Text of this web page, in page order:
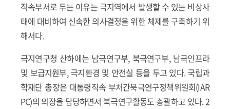
직속부서로 두는 이유는 극지역에서 발생할 수 있는 비상사
태에 대비하여 신속한 의사결정을 위한 체제를 구축하기 위
해서다.
극지연구청 산하에는 남극연구부, 북극연구부, 남극인프라
및 보급지원부, 극지환경 및 안전실 등을 두고 있다. 국립과
학재단 총장은 대통령직속 부처간북극연구정책위원회(IAR
PC)의 의장을 담당하면서 북극연구활동도 총괄하고 있다. 2